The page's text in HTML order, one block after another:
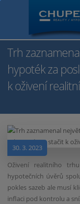
Trh
hypoték za
k oživení
30. 3. 2023
Oživení realitního
hypotečních úvěrů
pokles sazeb ale musí
inflaci pod kontrolu a